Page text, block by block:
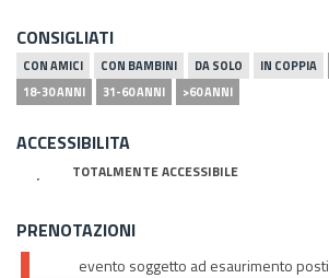
CONSIGLIATI
CON AMICI CON BAMBINI DA SOLO IN COPPIA
18-30 ANNI
31-60 ANNI >60 ANNI
ACCESSIBILITA
TOTALMENTE ACCESSIBILE
PRENOTAZIONI
evento soggetto ad esaurimento posti